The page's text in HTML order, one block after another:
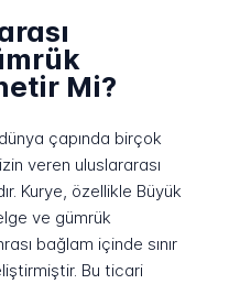
Mi?
çapında birçok
veren uluslararası
Kurye, özellikle Büyük
ve gümrük
bağlam içinde sınır
Bu ticari